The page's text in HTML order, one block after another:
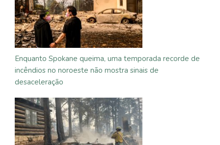
Enquanto Spokane queima, uma temporada recorde de
incêndios no noroeste não mostra sinais de
desaceleração